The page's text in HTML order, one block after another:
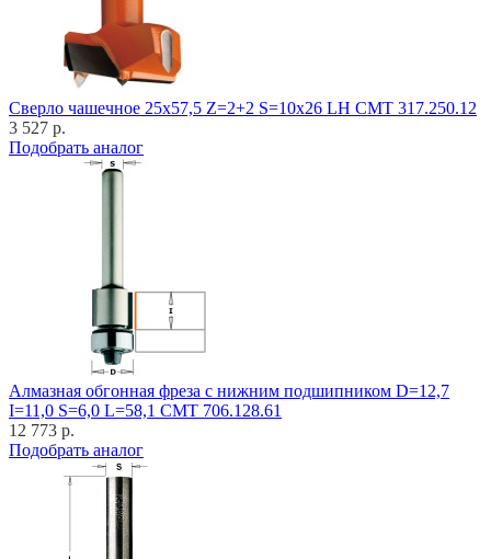
Cверло чашечное 25x57,5 Z=2+2 S=10x26 LH CMT 317.250.12
3 527 р.
Подобрать аналог
Алмазная обгонная фреза с нижним подшипником D=12,7
I=11,0 S=6,0 L=58,1 CMT 706.128.61
12 773 р.
Подобрать аналог